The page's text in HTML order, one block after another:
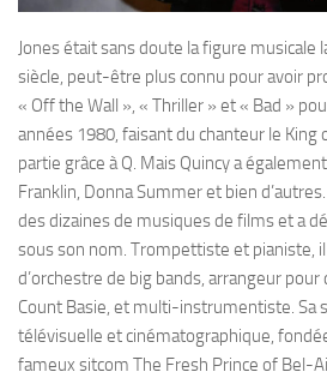
Jones était sans doute la figure musicale
siècle, peut-être plus connu pour avoir
« Off the Wall », « Thriller » et « Bad »
années 1980, faisant du chanteur le King
partie grâce à Q. Mais Quincy a
Franklin, Donna Summer et bien
des dizaines de musiques de films et a
sous son nom. Trompettiste et pianiste,
d’orchestre de big bands, arrangeur
Count Basie, et multi-instrumentiste. Sa
télévisuelle et cinématographique,
fameux sitcom The Fresh Prince of Bel-